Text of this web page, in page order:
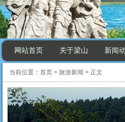
网站首页 关于梁山 新闻
当前位置： 首页 > 旅游新闻 > 正文